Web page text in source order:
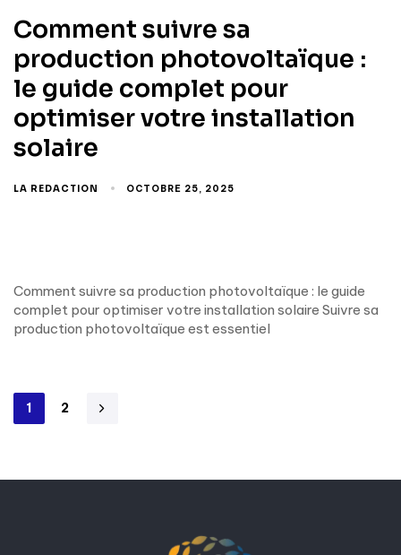
Comment suivre sa
production photovoltaïque :
le guide complet pour
optimiser votre installation
solaire
LA REDACTION OCTOBRE 25, 2025
Comment suivre sa production photovoltaïque : le guide
complet pour optimiser votre installation solaire Suivre sa
production photovoltaïque est essentiel
1 2